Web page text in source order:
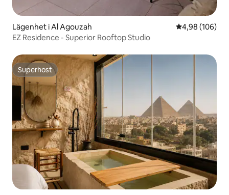
Lägenhet i Al Agouzah 4,98 av 5 i
4,98 (106)
EZ Residence - Superior Rooftop Studio
Superhost
Superhost